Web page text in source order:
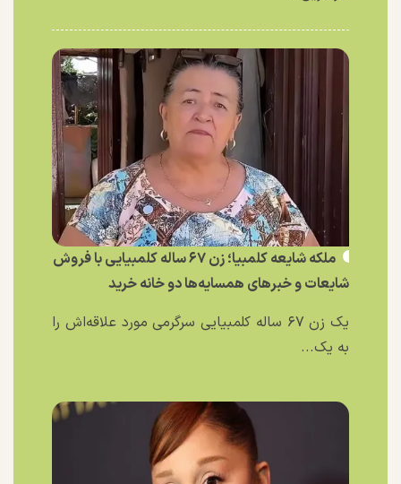
ملکه شایعه کلمبیا؛ زن ۶۷ ساله کلمبیایی با فروش
شایعات و خبر‌های همسایه‌ها دو خانه خرید
یک زن ۶۷ ساله کلمبیایی سرگرمی مورد علاقه‌اش را
به یک...